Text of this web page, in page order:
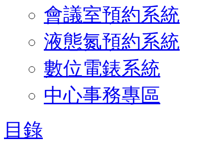
會議室預約系統
液態氮預約系統
數位電錶系統
中心事務專區
目錄